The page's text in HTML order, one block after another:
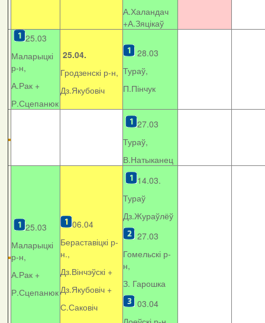
А.Халандач
+А.Зяцікаў
25.03
Маларыцкі
р-н,
А.Рак +
Р.Сцепанюк
25.04.
Гродзенскі р-н,
Дз.Якубовіч
28.03
Тураў,
П.Пінчук
27.03
Тураў,
В.Натыканец
25.03
Маларыцкі
р-н,
А.Рак +
Р.Сцепанюк
06.04
Бераставіцкі р-
н.,
Дз.Вінчэўскі +
Дз.Якубовіч +
С.Саковіч
14.03.
Тураў
Дз.Жураўлёў
27.03
Гомельскі р-
н,
З. Гарошка
03.04